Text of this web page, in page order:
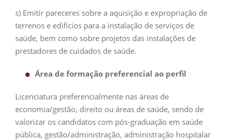
s) Emitir pareceres sobre a aquisição e expropriação de
terrenos e edifícios para a instalação de serviços de
saúde, bem como sobre projetos das instalações de
prestadores de cuidados de saúde.
Área de formação preferencial ao perfil
Licenciatura preferencialmente nas áreas de
economia/gestão, direito ou áreas de saúde, sendo de
valorizar os candidatos com pós-graduação em saúde
pública, gestão/administração, administração hospitalar